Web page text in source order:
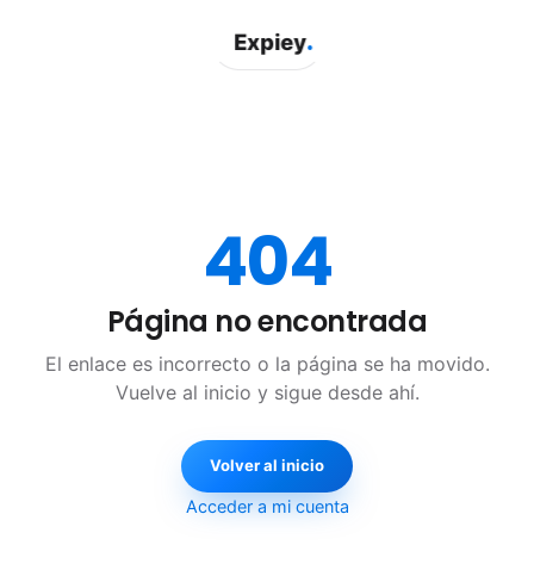
Expiey.
404
Página no encontrada
El enlace es incorrecto o la página se ha movido.
Vuelve al inicio y sigue desde ahí.
Volver al inicio
Acceder a mi cuenta